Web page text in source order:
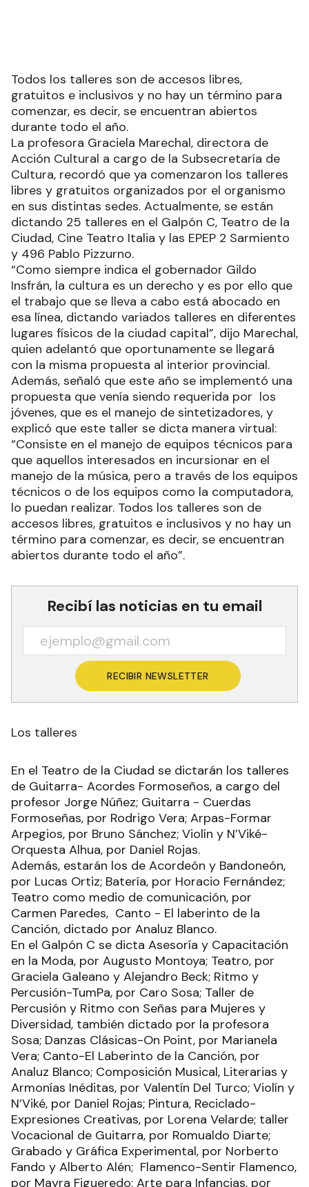
Todos los talleres son de accesos libres,
gratuitos e inclusivos y no hay un término para
comenzar, es decir, se encuentran abiertos
durante todo el año.
La profesora Graciela Marechal, directora de
Acción Cultural a cargo de la Subsecretaría de
Cultura, recordó que ya comenzaron los talleres
libres y gratuitos organizados por el organismo
en sus distintas sedes. Actualmente, se están
dictando 25 talleres en el Galpón C, Teatro de la
Ciudad, Cine Teatro Italia y las EPEP 2 Sarmiento
y 496 Pablo Pizzurno.
“Como siempre indica el gobernador Gildo
Insfrán, la cultura es un derecho y es por ello que
el trabajo que se lleva a cabo está abocado en
esa línea, dictando variados talleres en diferentes
lugares físicos de la ciudad capital”, dijo Marechal,
quien adelantó que oportunamente se llegará
con la misma propuesta al interior provincial.
Además, señaló que este año se implementó una
propuesta que venía siendo requerida por los
jóvenes, que es el manejo de sintetizadores, y
explicó que este taller se dicta manera virtual:
“Consiste en el manejo de equipos técnicos para
que aquellos interesados en incursionar en el
manejo de la música, pero a través de los equipos
técnicos o de los equipos como la computadora,
lo puedan realizar. Todos los talleres son de
accesos libres, gratuitos e inclusivos y no hay un
término para comenzar, es decir, se encuentran
abiertos durante todo el año”.
Recibí las noticias en tu email
RECIBIR NEWSLETTER
Los talleres
En el Teatro de la Ciudad se dictarán los talleres
de Guitarra- Acordes Formoseños, a cargo del
profesor Jorge Núñez; Guitarra - Cuerdas
Formoseñas, por Rodrigo Vera; Arpas-Formar
Arpegios, por Bruno Sánchez; Violín y N’Viké-
Orquesta Alhua, por Daniel Rojas.
Además, estarán los de Acordeón y Bandoneón,
por Lucas Ortiz; Batería, por Horacio Fernández;
Teatro como medio de comunicación, por
Carmen Paredes, Canto - El laberinto de la
Canción, dictado por Analuz Blanco.
En el Galpón C se dicta Asesoría y Capacitación
en la Moda, por Augusto Montoya; Teatro, por
Graciela Galeano y Alejandro Beck; Ritmo y
Percusión-TumPa, por Caro Sosa; Taller de
Percusión y Ritmo con Señas para Mujeres y
Diversidad, también dictado por la profesora
Sosa; Danzas Clásicas-On Point, por Marianela
Vera; Canto-El Laberinto de la Canción, por
Analuz Blanco; Composición Musical, Literarias y
Armonías Inéditas, por Valentín Del Turco; Violín y
N’Viké, por Daniel Rojas; Pintura, Reciclado-
Expresiones Creativas, por Lorena Velarde; taller
Vocacional de Guitarra, por Romualdo Diarte;
Grabado y Gráfica Experimental, por Norberto
Fando y Alberto Alén; Flamenco-Sentir Flamenco,
por Mayra Figueredo; Arte para Infancias, por